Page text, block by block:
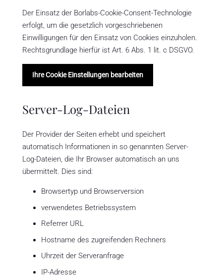
Der Einsatz der Borlabs-Cookie-Consent-Technologie
erfolgt, um die gesetzlich vorgeschriebenen
Einwilligungen für den Einsatz von Cookies einzuholen.
Rechtsgrundlage hierfür ist Art. 6 Abs. 1 lit. c DSGVO.
Ihre Cookie Einstellungen bearbeiten
Server-Log-Dateien
Der Provider der Seiten erhebt und speichert
automatisch Informationen in so genannten Server-
Log-Dateien, die Ihr Browser automatisch an uns
übermittelt. Dies sind:
Browsertyp und Browserversion
verwendetes Betriebssystem
Referrer URL
Hostname des zugreifenden Rechners
Uhrzeit der Serveranfrage
IP-Adresse